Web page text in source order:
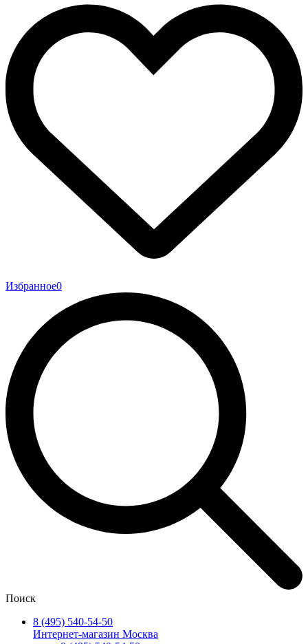
Избранное0
Поиск
8 (495) 540-54-50
Интернет-магазин Москва